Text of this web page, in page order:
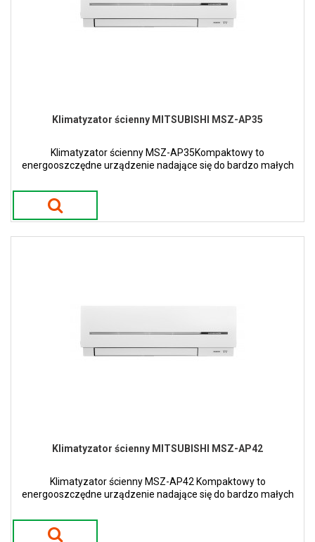
Klimatyzator ścienny MITSUBISHI MSZ-AP35
Klimatyzator ścienny MSZ-AP35Kompaktowy to
energooszczędne urządzenie nadające się do bardzo małych
Klimatyzator ścienny MITSUBISHI MSZ-AP42
Klimatyzator ścienny MSZ-AP42 Kompaktowy to
energooszczędne urządzenie nadające się do bardzo małych